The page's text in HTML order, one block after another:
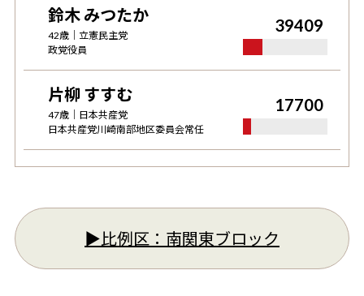
鈴木 みつたか
42歳｜ 立憲民主党
政党役員
39409
片柳 すすむ
47歳｜ 日本共産党
日本共産党川崎南部地区委員会常任
17700
▶︎比例区： 南関東ブロック